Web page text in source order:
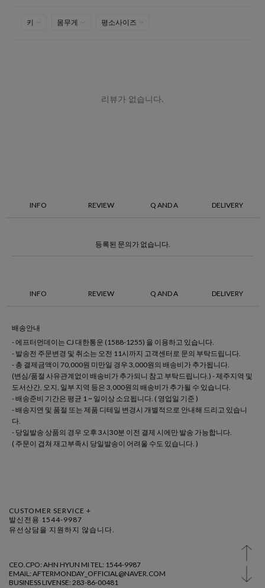
INFO REVIEW Q AND A DELIVERY
등록된 문의가 없습니다.
INFO REVIEW Q AND A DELIVERY
배송안내
- 에프터먼데이는 CJ 대한통운 (1588-1255) 을 이용하고 있습니다.
- 발송전 주문변경 및 취소는 오전 11시까지 고객센터로 문의 부탁드립니다.
- 총 결제금액이 70,000원 미만일 경우 3,000원의 배송비가 추가됩니다.
(변심/품절 사유관계없이 배송비가 추가되니 참고 부탁드립니다.) - 제주지역 및
도서산간, 오지, 일부 지역 등은 3,000원의 배송비가 추가될 수 있습니다.
- 배송준비 기간은 평균 1 ~ 일이상 소요됩니다. ( 영업일 기준 )
- 배송지연 및 품절 또는 제품 디테일 변경시 개별적으로 안내해 드리고 있습니
다.
- 당일발송 상품의 경우 오후 3시30분 이전 결제 시에만 발송 가능합니다.
( 주문이 겹쳐 재고부족시 당일발송이 어려울 수도 있습니다. )
CUSTOMER SERVICE +
발신전용 1544-9987
유선상담을 지원하지 않습니다.
CEO.CPO: AHN HYUN MI TEL: 1544-9987
EMAIL: AFTERMONDAY_OFFICIAL@NAVER.COM
BUSINESS LIVENSE: 283-86-00481